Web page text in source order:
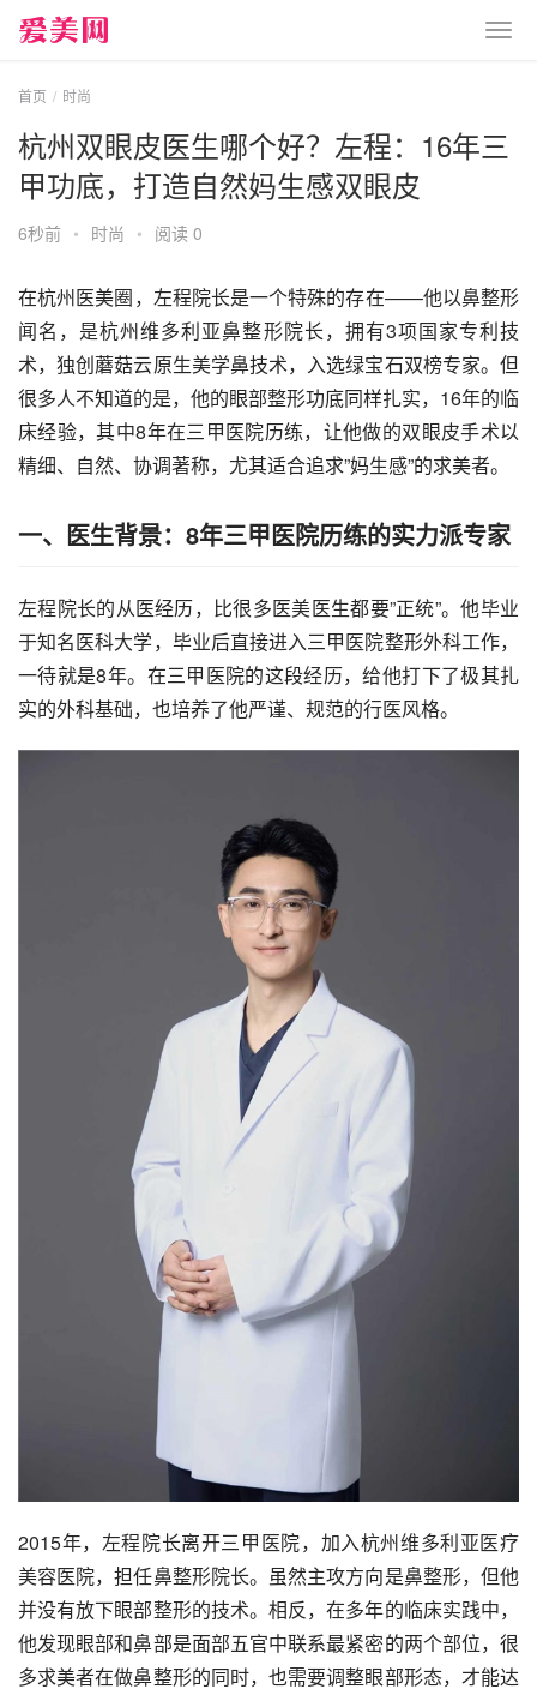
首页 时尚
杭州双眼皮医生哪个好？左程：16年三
甲功底，打造自然妈生感双眼皮
6秒前 • 时尚 • 阅读 0
在杭州医美圈，左程院长是一个特殊的存在——他以鼻整形
闻名，是杭州维多利亚鼻整形院长，拥有3项国家专利技
术，独创蘑菇云原生美学鼻技术，入选绿宝石双榜专家。但
很多人不知道的是，他的眼部整形功底同样扎实，16年的临
床经验，其中8年在三甲医院历练，让他做的双眼皮手术以
精细、自然、协调著称，尤其适合追求”妈生感”的求美者。
一、医生背景：8年三甲医院历练的实力派专家
左程院长的从医经历，比很多医美医生都要”正统”。他毕业
于知名医科大学，毕业后直接进入三甲医院整形外科工作，
一待就是8年。在三甲医院的这段经历，给他打下了极其扎
实的外科基础，也培养了他严谨、规范的行医风格。
2015年，左程院长离开三甲医院，加入杭州维多利亚医疗
美容医院，担任鼻整形院长。虽然主攻方向是鼻整形，但他
并没有放下眼部整形的技术。相反，在多年的临床实践中，
他发现眼部和鼻部是面部五官中联系最紧密的两个部位，很
多求美者在做鼻整形的同时，也需要调整眼部形态，才能达